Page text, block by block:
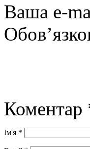
Ваша e-
Коментар
Ім'я *